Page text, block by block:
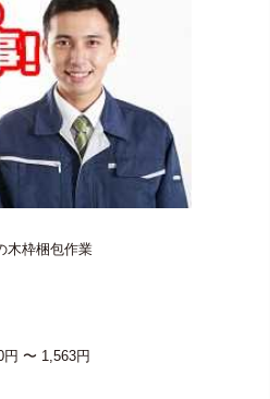
木枠梱包作業
〜 1,563円